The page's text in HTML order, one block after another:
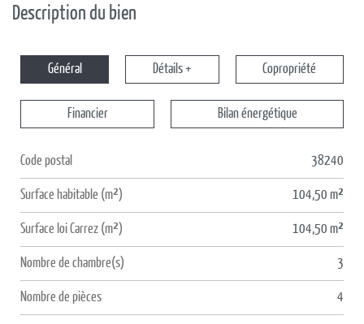
Description du bien
Général Détails + Copropriété
Financier Bilan énergétique
Label
Code postal 38240
Surface habitable (m²) 104,50 m²
Surface loi Carrez (m²) 104,50 m²
Nombre de chambre(s) 3
Nombre de pièces 4